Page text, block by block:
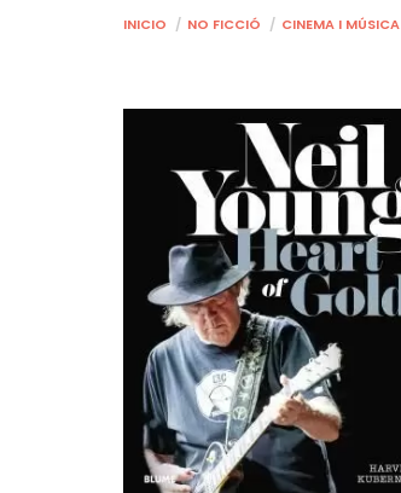
Inicio No ficció Cinema i música